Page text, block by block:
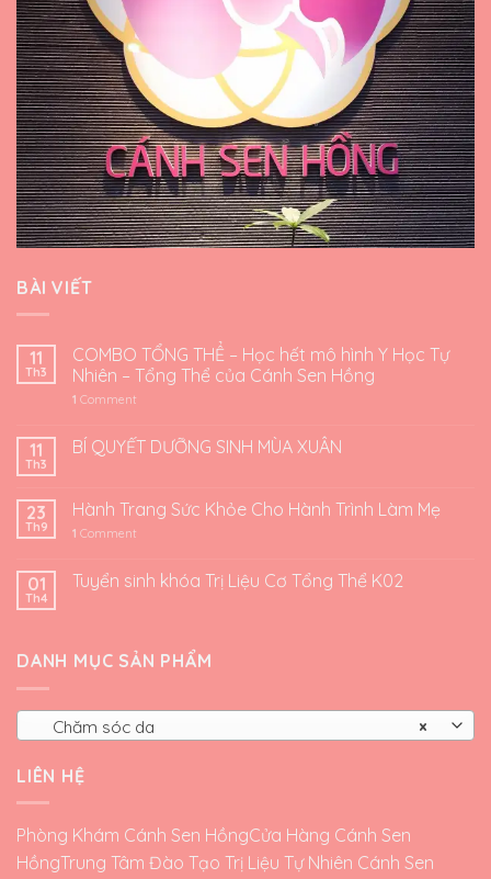
BÀI VIẾT
11
Th3
COMBO TỔNG THỂ – Học hết mô hình Y Học Tự
Nhiên – Tổng Thể của Cánh Sen Hồng
1 Comment
11
Th3
BÍ QUYẾT DƯỠNG SINH MÙA XUÂN
23
Th9
Hành Trang Sức Khỏe Cho Hành Trình Làm Mẹ
1 Comment
01
Th4
Tuyển sinh khóa Trị Liệu Cơ Tổng Thể K02
DANH MỤC SẢN PHẨM
×
Chăm sóc da
LIÊN HỆ
Phòng Khám Cánh Sen HồngCửa Hàng Cánh Sen
HồngTrung Tâm Đào Tạo Trị Liệu Tự Nhiên Cánh Sen